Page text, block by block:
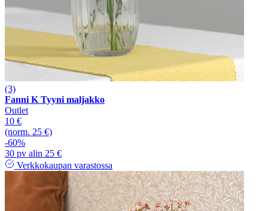
(3)
Fanni K Tyyni maljakko
Outlet
10 €
(norm. 25 €)
-60%
30 pv alin 25 €
Verkkokaupan varastossa